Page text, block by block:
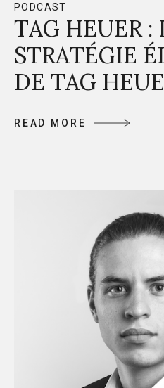
PODCAST
TAG HEUER :
STRATÉGIE
DE TAG
R EA D M O R E